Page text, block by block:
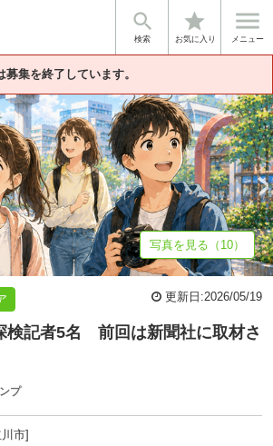

検索
star
お気に入り

メニュー
集を終了しています。
団体情報
写真を見る（10）
更新日:2026/05/19
検記者5名 前回は新聞社に取材さ
プ
市]